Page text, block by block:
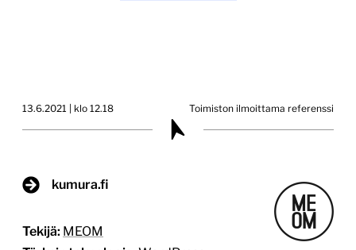
13.6.2021 | klo 12.18 Toimiston ilmoittama referenssi
kumura.fi
Tekijä: MEOM